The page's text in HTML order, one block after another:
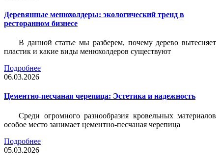
Деревянные менюхолдеры: экологический тренд в
ресторанном бизнесе
В данной статье мы разберем, почему дерево вытесняет
пластик и какие виды менюхолдеров существуют
Подробнее
06.03.2026
Цементно-песчаная черепица: Эстетика и надежность
Среди огромного разнообразия кровельных материалов
особое место занимает цементно-песчаная черепица
Подробнее
05.03.2026